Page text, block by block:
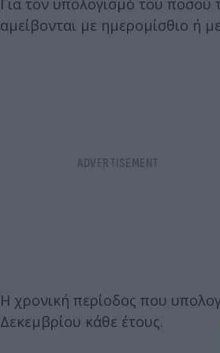
Για τον υπολογισμό του
αμείβονται με ημερομίσθιο ή
Η χρονική περίοδος που
Δεκεμβρίου κάθε έτους.